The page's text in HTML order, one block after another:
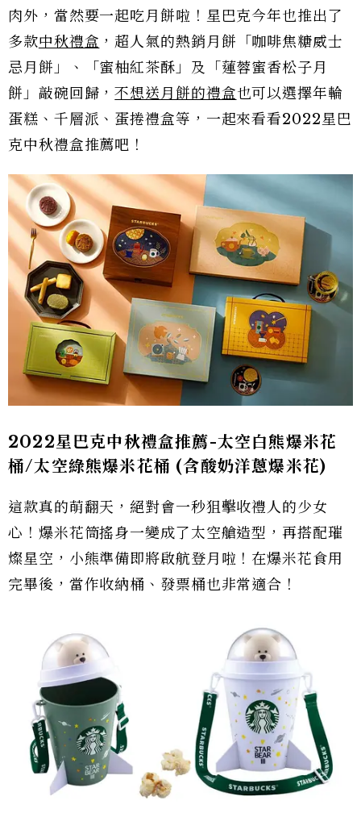
肉外，當然要一起吃月餅啦！星巴克今年也推出了
多款中秋禮盒 ，超人氣的熱銷月餅「咖啡焦糖威士
忌月餅」、「蜜柚紅茶酥」及「蓮蓉蜜香松子月
餅」敲碗回歸，不想送月餅的禮盒也可以選擇年輪
蛋糕、千層派、蛋捲禮盒等，一起來看看2022星巴
克中秋禮盒推薦吧！
2022星巴克中秋禮盒推薦-太空白熊爆米花
桶/太空綠熊爆米花桶 (含酸奶洋蔥爆米花)
這款真的萌翻天，絕對會一秒狙擊收禮人的少女
心！爆米花筒搖身一變成了太空艙造型，再搭配璀
燦星空，小熊準備即將啟航登月啦！在爆米花食用
完畢後，當作收納桶、發票桶也非常適合！